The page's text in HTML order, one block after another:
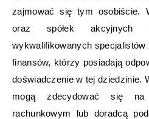
zajmować się tym osobiście.
oraz spółek akcyjnych
wykwalifikowanych
finansów, którzy posiadają
doświadczenie w tej dziedzinie.
mogą zdecydować się
rachunkowym lub doradcą